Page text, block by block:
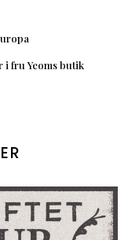
i fru Yeoms butik